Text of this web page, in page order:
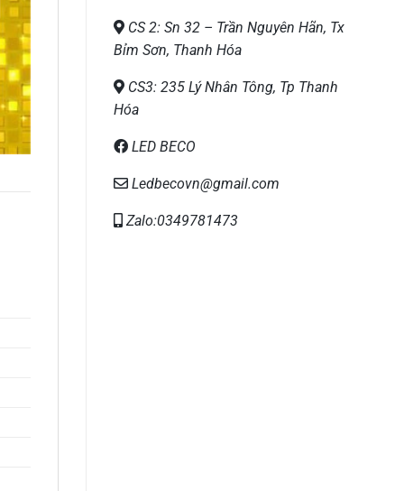
CS 2: Sn 32 – Trần Nguyên Hãn, Tx
Bỉm Sơn, Thanh Hóa
CS3: 235 Lý Nhân Tông, Tp Thanh
Hóa
LED BECO
Ledbecovn@gmail.com
Zalo:0349781473